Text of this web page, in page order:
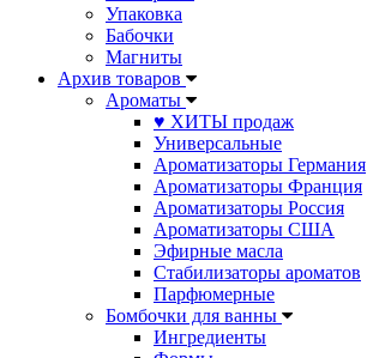
Упаковка
Бабочки
Магниты
Архив товаров
Ароматы
♥ ХИТЫ продаж
Универсальные
Ароматизаторы Германия
Ароматизаторы Франция
Ароматизаторы Россия
Ароматизаторы США
Эфирные масла
Стабилизаторы ароматов
Парфюмерные
Бомбочки для ванны
Ингредиенты